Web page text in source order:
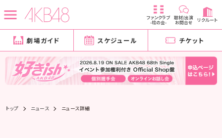
ファンクラブ
-柱の会-
取材/出演
お問合せ リクルート
劇場ガイド スケジュール チケット
トップ ニュース ニュース詳細